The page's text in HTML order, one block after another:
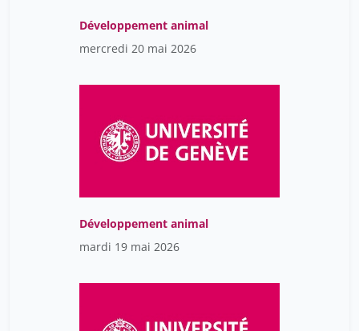
Développement animal
mercredi 20 mai 2026
Développement animal
mardi 19 mai 2026